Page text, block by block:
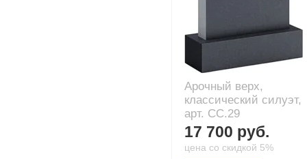
Арочный верх,
классический силуэт,
арт. CC.29
17 700 руб.
цена со скидкой 5%